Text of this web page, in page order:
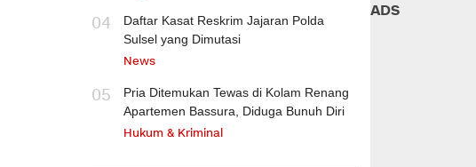
04
Daftar Kasat Reskrim Jajaran Polda
Sulsel yang Dimutasi
News
05
Pria Ditemukan Tewas di Kolam Renang
Apartemen Bassura, Diduga Bunuh Diri
Hukum & Kriminal
ADS